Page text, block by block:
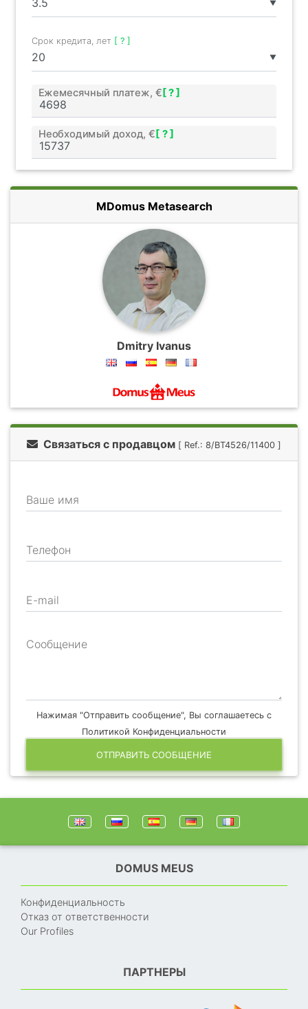
▼
▼
Срок кредита, лет [ ? ]
Ежемесячный платеж, € [ ? ]
Необходимый доход, € [ ? ]
MDomus Metasearch
Dmitry Ivanus
Связаться с продавцом [ Ref.: 8/BT4526/11400 ]
Ваше имя
Телефон
E-mail
Сообщение
Нажимая "Отправить сообщение", Вы соглашаетесь с
Политикой Конфиденциальности
ОТПРАВИТЬ СООБЩЕНИЕ
DOMUS MEUS
Конфиденциальность
Отказ от ответственности
Our Profiles
ПАРТНЕРЫ